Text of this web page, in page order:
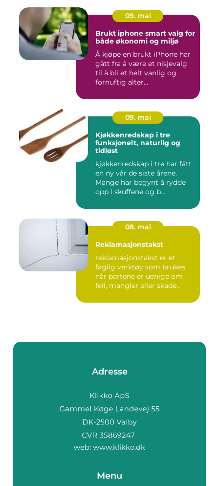
09. mai
Brukt iphone smart valg for
både økonomi og miljø
Å kjøpe en brukt iPhone har
gått fra å være et nisjevalg
til å bli et helt vanlig og
fornuftig alter...
09. mai
Kjøkkenredskap i tre
funksjonelt, naturlig og
tidløst
kjøkkenredskap i tre har fått
en ny vår de siste årene.
Mange har begynt å rydde
opp i skuffene og b...
08. mai
Reklamasjonstakst
reklamasjonstakst er et
faglig verktøy som brukes
når partene er uenige om
feil, mangler eller skade...
Adresse
web: www.klikko.dk
Menu